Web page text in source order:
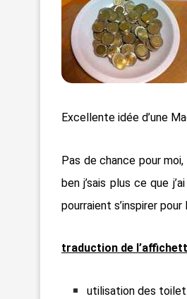
Excellente idée d’une
Pas de chance pour
ben j’sais plus ce que
pourraient s’inspirer pour
traduction de
utilisation des